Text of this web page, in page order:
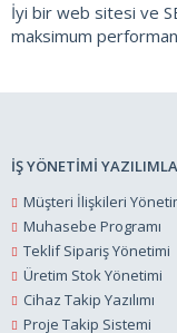
İyi bir web sitesi ve
maksimum
İŞ YÖNETİMİ
Müşteri İlişkileri
Muhasebe Programı
Teklif Sipariş Yönetimi
Üretim Stok Yönetimi
Cihaz Takip Yazılımı
Proje Takip Sistemi